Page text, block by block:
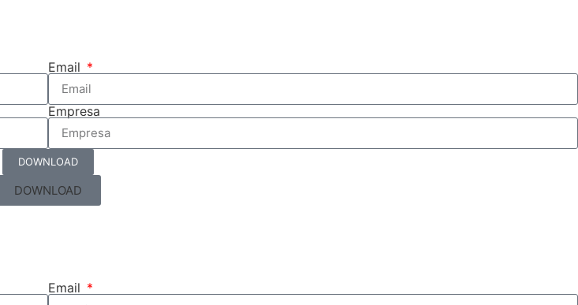
Email
Empresa
DOWNLOAD
DOWNLOAD
Email